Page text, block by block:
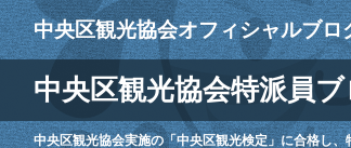
中央区観光協会オフィシャルブロ
中央区観光協会特派員
中央区観光協会実施の「中央区観光検定」に合格し